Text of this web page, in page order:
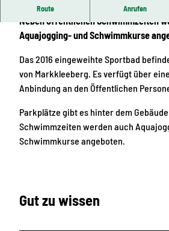
Route Anrufen
Das Sportbad befindet sich im
Neben öffentlichen Schwimmzeiten
Aquajogging- und Schwimmkurse
Das 2016 eingeweihte Sportbad
von Markkleeberg. Es verfügt über
Anbindung an den Öffentlichen
Parkplätze gibt es hinter dem
Schwimmzeiten werden auch
Schwimmkurse angeboten.
Gut zu wissen